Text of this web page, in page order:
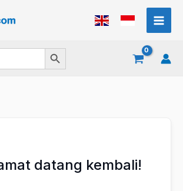
Search Button
datang kembali!